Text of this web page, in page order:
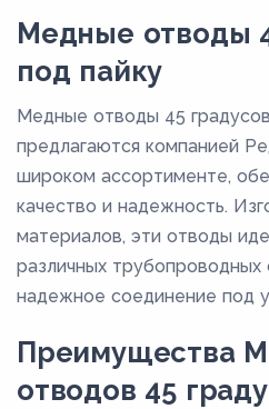
Медные отводы
под пайку
Медные отводы 45
предлагаются компанией
широком ассортименте,
качество и надежность.
материалов, эти отводы
различных трубопроводных
надежное соединение под
Преимущества
отводов 45